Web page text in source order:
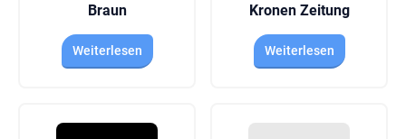
Braun
Weiterlesen
Kronen Zeitung
Weiterlesen